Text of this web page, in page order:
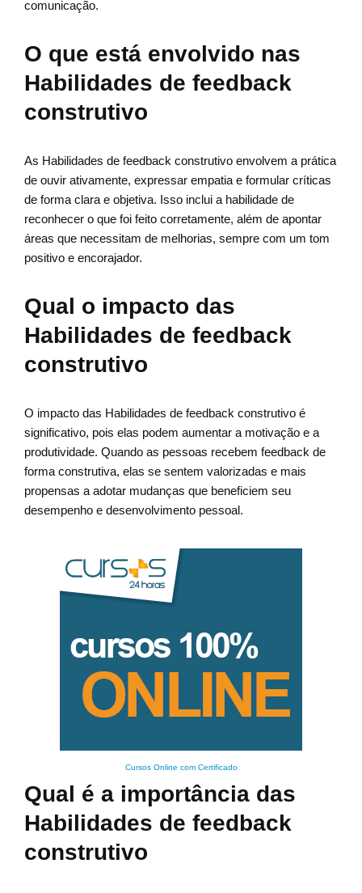
comunicação.
O que está envolvido nas
Habilidades de feedback
construtivo
As Habilidades de feedback construtivo envolvem a prática
de ouvir ativamente, expressar empatia e formular críticas
de forma clara e objetiva. Isso inclui a habilidade de
reconhecer o que foi feito corretamente, além de apontar
áreas que necessitam de melhorias, sempre com um tom
positivo e encorajador.
Qual o impacto das
Habilidades de feedback
construtivo
O impacto das Habilidades de feedback construtivo é
significativo, pois elas podem aumentar a motivação e a
produtividade. Quando as pessoas recebem feedback de
forma construtiva, elas se sentem valorizadas e mais
propensas a adotar mudanças que beneficiem seu
desempenho e desenvolvimento pessoal.
Cursos Online com Certificado
Qual é a importância das
Habilidades de feedback
construtivo